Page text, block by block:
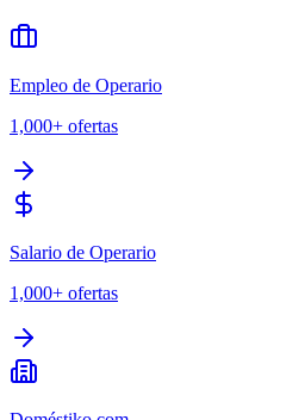
Empleo de Operario
1,000+ ofertas
Salario de Operario
1,000+ ofertas